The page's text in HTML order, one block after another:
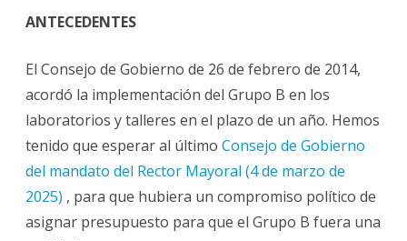
ANTECEDENTES
El Consejo de Gobierno de 26 de febrero de 2014,
acordó la implementación del Grupo B en los
laboratorios y talleres en el plazo de un año. Hemos
tenido que esperar al último Consejo de Gobierno
del mandato del Rector Mayoral (4 de marzo de
2025) , para que hubiera un compromiso político de
asignar presupuesto para que el Grupo B fuera una